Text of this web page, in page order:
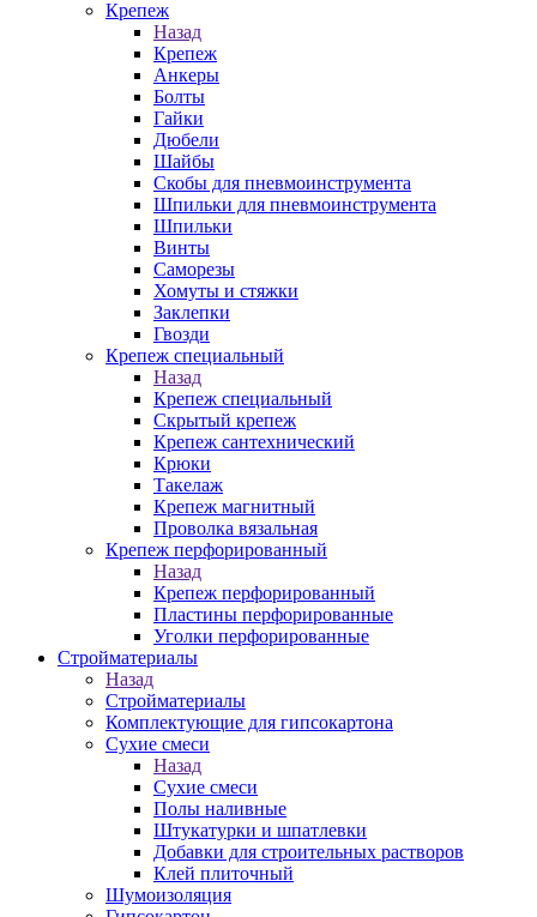
Крепеж
Назад
Крепеж
Анкеры
Болты
Гайки
Дюбели
Шайбы
Скобы для пневмоинструмента
Шпильки для пневмоинструмента
Шпильки
Винты
Саморезы
Хомуты и стяжки
Заклепки
Гвозди
Крепеж специальный
Назад
Крепеж специальный
Скрытый крепеж
Крепеж сантехнический
Крюки
Такелаж
Крепеж магнитный
Проволка вязальная
Крепеж перфорированный
Назад
Крепеж перфорированный
Пластины перфорированные
Уголки перфорированные
Стройматериалы
Назад
Стройматериалы
Комплектующие для гипсокартона
Сухие смеси
Назад
Сухие смеси
Полы наливные
Штукатурки и шпатлевки
Добавки для строительных растворов
Клей плиточный
Шумоизоляция